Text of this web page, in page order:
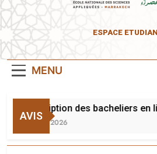
ESPACE
MENU
AVIS
Inscription des bacheliers en
3 Août 2026